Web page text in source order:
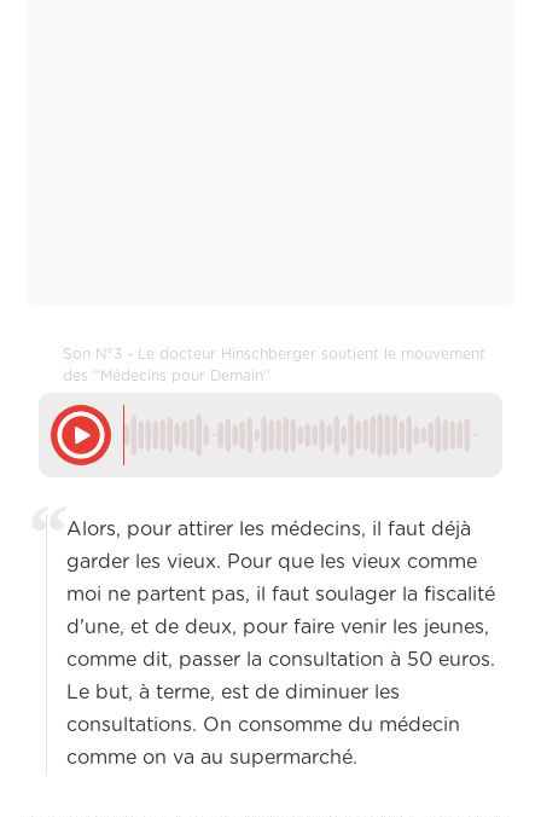
Son N°3 - Le docteur Hinschberger soutient le mouvement
des ''Médecins pour Demain''
Alors, pour attirer les médecins, il faut déjà
garder les vieux. Pour que les vieux comme
moi ne partent pas, il faut soulager la fiscalité
d'une, et de deux, pour faire venir les jeunes,
comme dit, passer la consultation à 50 euros.
Le but, à terme, est de diminuer les
consultations. On consomme du médecin
comme on va au supermarché.